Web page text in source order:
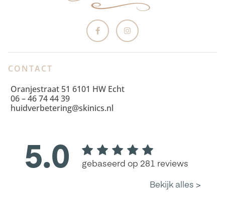
CONTACT
Oranjestraat 51 6101 HW Echt
06 – 46 74 44 39
huidverbetering@skinics.nl